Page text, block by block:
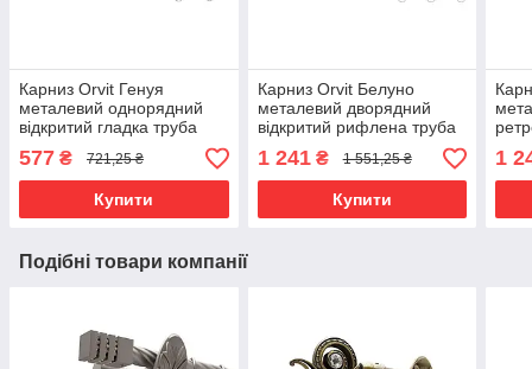
Карниз Orvit Генуя
металевий однорядний
відкритий гладка труба
кільце металеве Сатин 19
мм 200 см (6306935)
577 ₴ 721,25 ₴
Купити
Карниз Orvit Белуно
металевий дворядний
відкритий рифлена труба
25\16 мм 240 см (00-
00017959)
1 241₴ 1 551,25 ₴
Купити
1
Подібні товари компанії